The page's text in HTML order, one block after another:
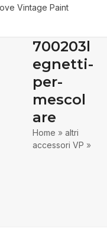
Vintage Paint
700203l
egnetti-
per-
mescol
are
Home »altri
accessori VP »